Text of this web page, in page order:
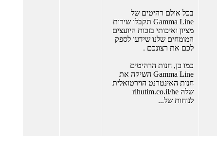
בכל אולם רהיטים של
Gamma Line תקבלו שירות
מציון ואיכותי בזכות היועצים
המומחים שלנו שידעו לספק
לכם את רצונכם .
כמו כן, חנות הרהיטים
Gamma Line השיקה את
חנות האינטרנט הוירטואלית
שלה rihutim.co.il/he
לנוחות של...